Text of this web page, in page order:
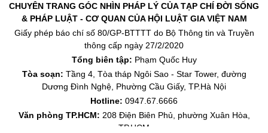
CHUYÊN TRANG GÓC NHÌN PHÁP LÝ CỦA TẠP CHÍ ĐỜI SỐNG
& PHÁP LUẬT - CƠ QUAN CỦA HỘI LUẬT GIA VIỆT NAM
Giấy phép báo chí số 80/GP-BTTTT do Bộ Thông tin và Truyền
thông cấp ngày 27/2/2020
Tổng biên tập: Phạm Quốc Huy
Tòa soạn: Tầng 4, Tòa tháp Ngôi Sao - Star Tower, đường
Dương Đình Nghệ, Phường Cầu Giấy, TP.Hà Nội
Hotline: 0947.67.6666
Văn phòng TP.HCM: 208 Điện Biên Phủ, phường Xuân Hòa,
TP.HCM